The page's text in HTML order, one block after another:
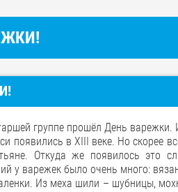
группе прошёл День варежки.
появились в XIII веке. Но скорее
Откуда же появилось это
у варежек было очень много:
Из меха шили – шубницы,